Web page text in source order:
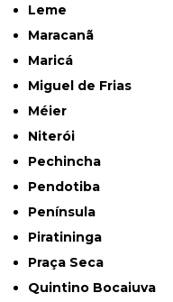
Leme
Maracanã
Maricá
Miguel de Frias
Méier
Niterói
Pechincha
Pendotiba
Península
Piratininga
Praça Seca
Quintino Bocaiuva